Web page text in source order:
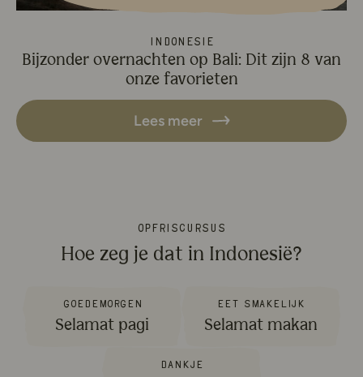
Indonesië
Bijzonder overnachten op Bali: Dit zijn 8 van
onze favorieten
Lees meer
opfriscursus
Hoe zeg je dat in Indonesië?
Goedemorgen
Selamat pagi
Eet smakelijk
Selamat makan
Dankje